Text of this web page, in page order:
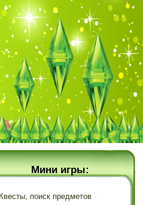
Мини игры:
Квесты, поиск предметов